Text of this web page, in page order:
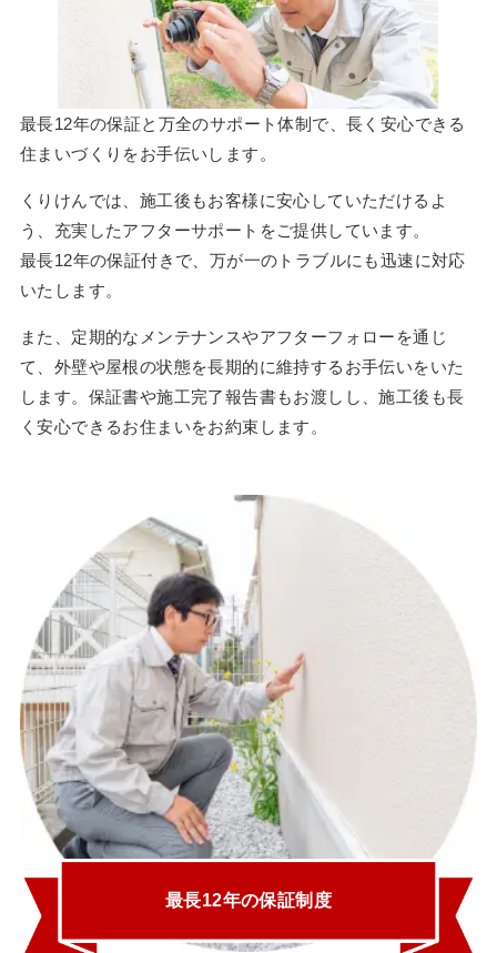
最長12年の保証と万全のサポート体制で、長く安心できる
住まいづくりをお手伝いします。
くりけんでは、施工後もお客様に安心していただけるよ
う、充実したアフターサポートをご提供しています。
最長12年の保証付きで、万が一のトラブルにも迅速に対応
いたします。
また、定期的なメンテナンスやアフターフォローを通じ
て、外壁や屋根の状態を長期的に維持するお手伝いをいた
します。保証書や施工完了報告書もお渡しし、施工後も長
く安心できるお住まいをお約束します。
最長12年の保証制度